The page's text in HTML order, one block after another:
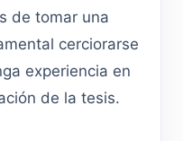
de tomar una
cerciorarse
experiencia en
de la tesis.